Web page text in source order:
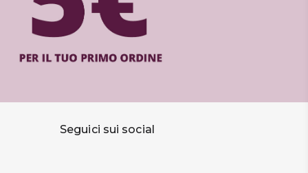
Seguici sui social